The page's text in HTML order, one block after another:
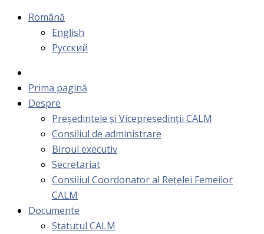
Română
English
Русский
Prima pagină
Despre
Președintele și Vicepreședinții CALM
Consiliul de administrare
Biroul executiv
Secretariat
Consiliul Coordonator al Rețelei Femeilor
CALM
Documente
Statutul CALM